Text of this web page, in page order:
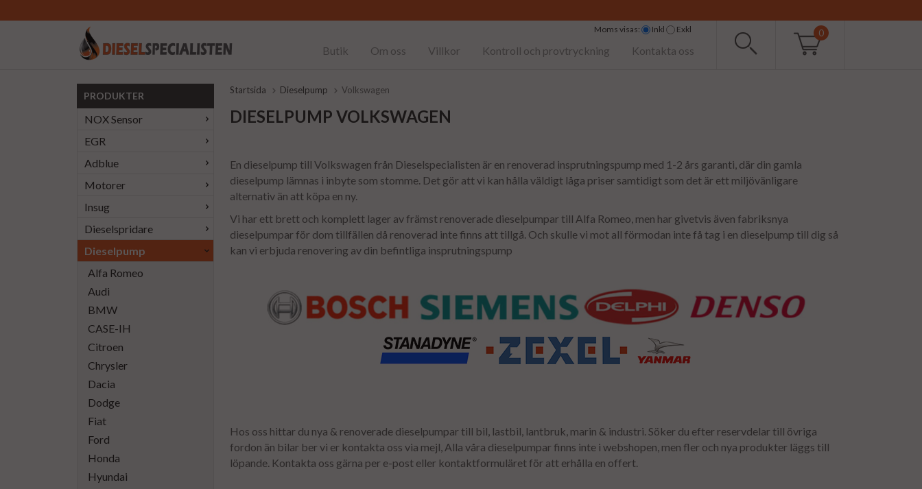
0
Moms visas: Inkl Exkl
Butik Om oss Villkor Kontroll och provtryckning Kontakta oss
PRODUKTER
NOX Sensor
EGR
Adblue
Motorer
Insug
Dieselspridare
Dieselpump
Alfa Romeo
Audi
BMW
CASE-IH
Citroen
Chrysler
Dacia
Dodge
Fiat
Ford
Honda
Hyundai
Startsida Dieselpump Volkswagen
DIESELPUMP VOLKSWAGEN
En dieselpump till Volkswagen från Dieselspecialisten är en renoverad insprutningspump med 1-2 års garanti, där din gamla
dieselpump lämnas i inbyte som stomme. Det gör att vi kan hålla väldigt låga priser samtidigt som det är ett miljövänligare
alternativ än att köpa en ny.
Vi har ett brett och komplett lager av främst renoverade dieselpumpar till Alfa Romeo, men har givetvis även fabriksnya
dieselpumpar för dom tillfällen då renoverad inte finns att tillgå. Och skulle vi mot all förmodan inte få tag i en dieselpump till dig så
kan vi erbjuda renovering av din befintliga insprutningspump
Hos oss hittar du nya & renoverade dieselpumpar till bil, lastbil, lantbruk, marin & industri. Söker du efter reservdelar till övriga
fordon än bilar ber vi er kontakta oss via mejl, Alla våra dieselpumpar finns inte i webshopen, men fler och nya produkter läggs till
löpande. Kontakta oss gärna per e-post eller kontaktformuläret för att erhålla en offert.